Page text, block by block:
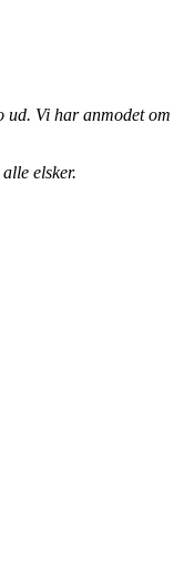
ud. Vi har anmodet om
elsker.